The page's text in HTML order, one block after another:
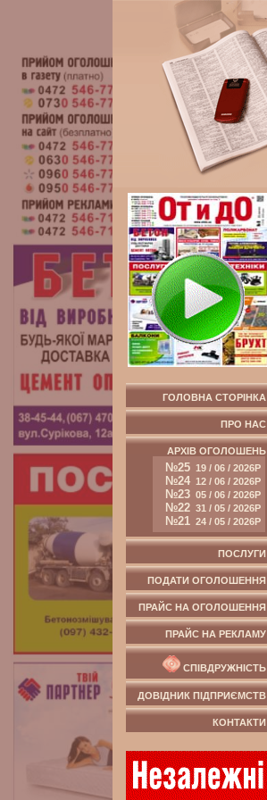
ГОЛОВНА СТОРІНКА
ПРО НАС
АРХІВ ОГОЛОШЕНЬ
№25 19 / 06 / 2026Р
№24 12 / 06 / 2026Р
№23 05 / 06 / 2026Р
№22 31 / 05 / 2026Р
№21 24 / 05 / 2026Р
ПОСЛУГИ
ПОДАТИ ОГОЛОШЕННЯ
ПРАЙС НА ОГОЛОШЕННЯ
ПРАЙС НА РЕКЛАМУ
СПІВДРУЖНІСТЬ
ДОВІДНИК ПІДПРИЄМСТВ
КОНТАКТИ